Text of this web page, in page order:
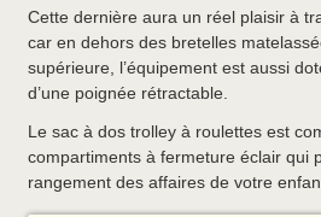
Cette dernière aura un réel plaisir à
car en dehors des bretelles
supérieure, l’équipement est aussi
d’une poignée rétractable.
Le sac à dos trolley à roulettes est
compartiments à fermeture éclair qui
rangement des affaires de votre